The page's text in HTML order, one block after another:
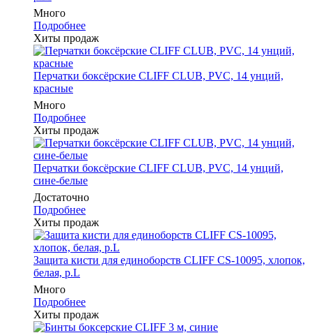
Много
Подробнее
Хиты продаж
Перчатки боксёрские CLIFF CLUB, PVC, 14 унций,
красные
Много
Подробнее
Хиты продаж
Перчатки боксёрские CLIFF CLUB, PVC, 14 унций,
сине-белые
Достаточно
Подробнее
Хиты продаж
Защита кисти для единоборств CLIFF CS-10095, хлопок,
белая, р.L
Много
Подробнее
Хиты продаж